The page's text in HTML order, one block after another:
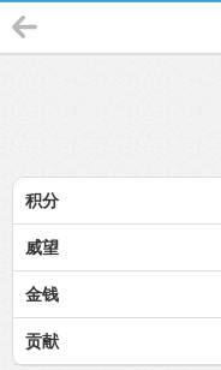
积分
威望
金钱
贡献